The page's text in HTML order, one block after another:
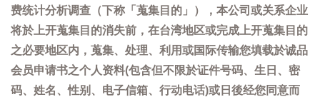
费统计分析调查（下称「蒐集目的」），本公司或关系企业
将於上开蒐集目的消失前，在台湾地区或完成上开蒐集目的
之必要地区内，蒐集、处理、利用或国际传输您填载於诚品
会员申请书之个人资料(包含但不限於证件号码、生日、密
码、姓名、性别、电子信箱、行动电话)或日後经您同意而